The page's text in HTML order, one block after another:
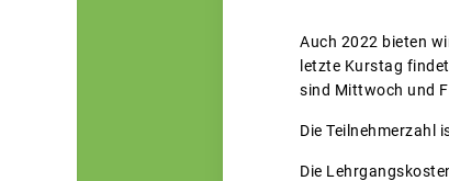
Auch 2022 bieten
letzte Kurstag
sind Mittwoch und
Die Teilnehmerzahl
Die